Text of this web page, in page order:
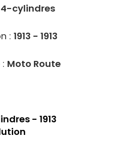
4-cylindres
: 1913 - 1913
Moto Route
- 1913